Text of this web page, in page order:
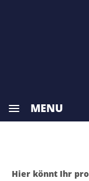
MENU
Hier könnt Ihr